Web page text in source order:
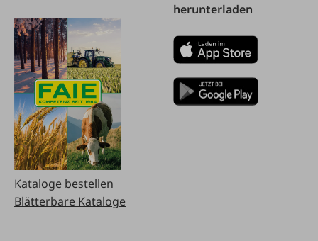
Kataloge bestellen
Blätterbare Kataloge
herunterladen